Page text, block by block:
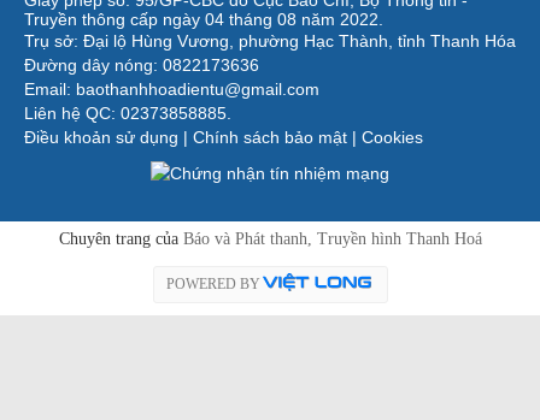
Truyền thông cấp ngày 04 tháng 08 năm 2022.
Trụ sở: Đại lộ Hùng Vương, phường Hạc Thành, tỉnh Thanh Hóa
Đường dây nóng: 0822173636
Email: baothanhhoadientu@gmail.com
Liên hệ QC: 02373858885.
Điều khoản sử dụng | Chính sách bảo mật | Cookies
Chuyên trang của Báo và Phát thanh, Truyền hình Thanh Hoá
POWERED BY